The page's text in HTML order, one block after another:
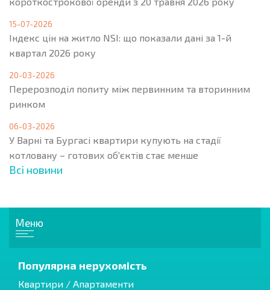
15-07-2026
Індекс цін на житло NSI: що показали дані за 1-й
квартал 2026 року
20-03-2026
Перерозподіл попиту між первинним та вторинним
ринком
06-03-2026
У Варні та Бургасі квартири купують на стадії
котловану – готових об'єктів стає менше
Всі новини
Меню
Популярна нерухомість
Квартири / Апартаменти